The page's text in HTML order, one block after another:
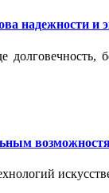
надежности и
долговечность,